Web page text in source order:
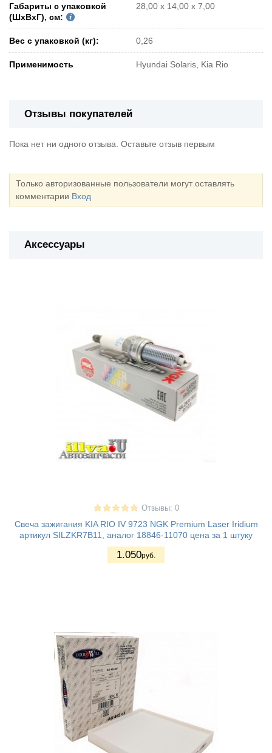
Габариты с упаковкой
(ШxВxГ), см:
28,00 x 14,00 x 7,00
Вес с упаковкой (кг): 0,26
Применимость Hyundai Solaris, Kia Rio
Отзывы покупателей
Пока нет ни одного отзыва. Оставьте отзыв первым
Только авторизованные пользователи могут оставлять
комментарии Вход
Аксессуары
Отзывы: 0
Свеча зажигания KIA RIO IV 9723 NGK Premium Laser Iridium
артикул SILZKR7B11, аналог 18846-11070 цена за 1 штуку
1.050руб.